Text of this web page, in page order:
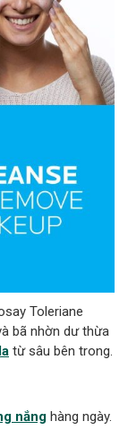
Toleriane
bã nhờn dư thừa
từ sâu bên trong.
nắng hàng ngày.